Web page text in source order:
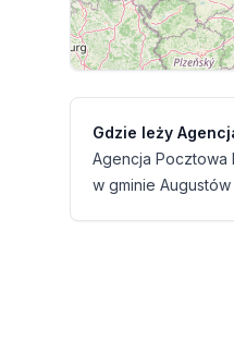
Gdzie leży
Agencja Pocztowa
w gminie